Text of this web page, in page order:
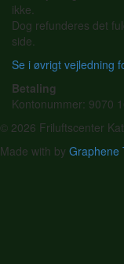
ikke.
Dog refunderes det
side.
Se i øvrigt vejledning
Betaling
Kontonummer: 9070
© 2026 Friluftscenter
Made with by Graphene